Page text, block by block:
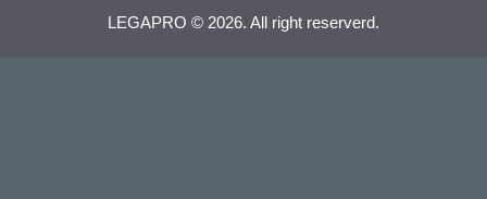
LEGAPRO © 2026. All right reserverd.